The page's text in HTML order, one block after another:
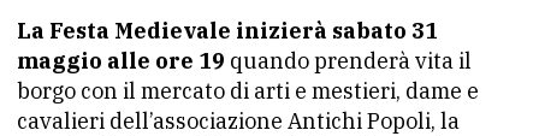
La Festa Medievale inizierà sabato 31
maggio alle ore 19 quando prenderà vita il
borgo con il mercato di arti e mestieri, dame e
cavalieri dell’associazione Antichi Popoli, la